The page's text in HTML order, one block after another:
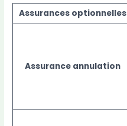
Assurances optionnelles
Assurance annulation